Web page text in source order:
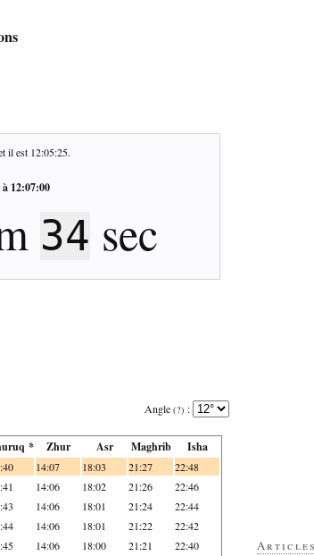
il est 12:05:26.
à 12:07:00
33 sec
Angle (?) :
* Zhur Asr Maghrib Isha
14:07 18:03 21:27 22:48
14:06 18:02 21:26 22:46
14:06 18:01 21:24 22:44
14:06 18:01 21:22 22:42
14:06 18:00 21:21 22:40